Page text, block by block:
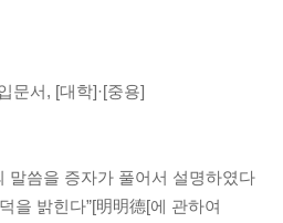
문서, [대학]·[중용]
말씀을 증자가 풀어서 설명하였다
을 밝힌다”[明明德[에 관하여